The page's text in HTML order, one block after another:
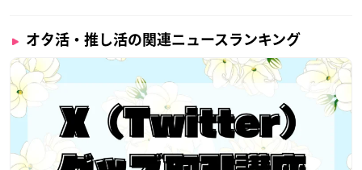
オタ活・推し活の関連ニュースランキング